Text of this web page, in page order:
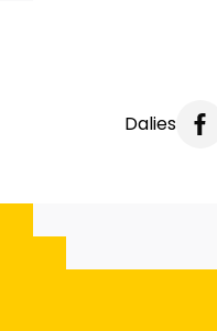
Dalies